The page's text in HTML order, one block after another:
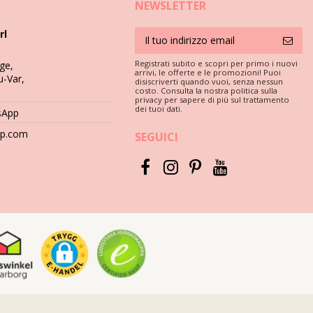
pietre (ad es. Bordi della piscina) o legno (schegge!) Può
mai detergenti aggressivi come smacchiatori. Utilizzare
Perché? Le stampe e i motivi potrebbero scolorire. E se il
la tintura. È meglio chiedere aiuto alla tua lavanderia
Var,
NEWSLETTER
Registrati subito e scopri per primo i nuovi
arrivi, le offerte e le promozioni! Puoi
disiscriverti quando vuoi, senza nessun
costo. Consulta la nostra politica sulla
privacy per sapere di più sul trattamento
dei tuoi dati.
SEGUICI